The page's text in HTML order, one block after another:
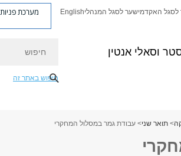
וסאלי אנטין
האקדמישער לסגל המנהליEnglish מערכת פניות
חיפוש באתר זה
> תואר שני> עבודת גמר במסלול המחקרי